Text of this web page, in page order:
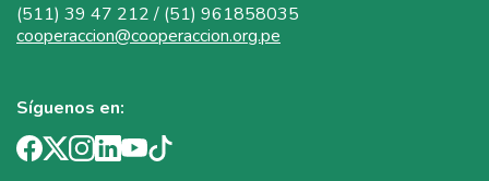
(511) 39 47 212 / (51) 961858035
cooperaccion@cooperaccion.org.pe
Síguenos en: